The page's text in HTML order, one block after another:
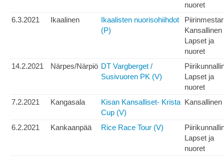
nuoret
6.3.2021
Ikaalinen
Ikaalisten nuorisohiihdot
(P)
Kansallinen
Lapset ja
nuoret
14.2.2021
Närpes/Närpiö DT Vargberget /
Susivuoren PK (V)
Lapset ja
nuoret
7.2.2021
Kangasala
Kisan Kansalliset- Krista
Cup (V)
Kansallinen
6.2.2021 Kankaanpää Rice Race Tour (V)
Lapset ja
nuoret